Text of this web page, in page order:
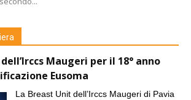
Maugeri per il 18° anno
Eusoma
La Breast Unit dell’Irccs Maugeri di Pavia